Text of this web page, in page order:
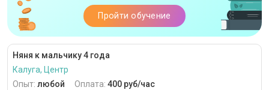
Пройти обучение
Няня к мальчику 4 года
Калуга, Центр
Опыт: любой Оплата: 400 руб/час